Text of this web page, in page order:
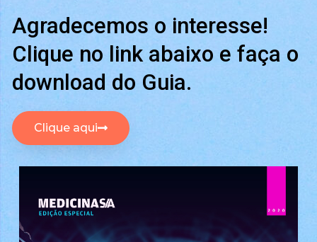
Agradecemos o interesse!
Clique no link abaixo e faça o
download do Guia.
Clique aqui